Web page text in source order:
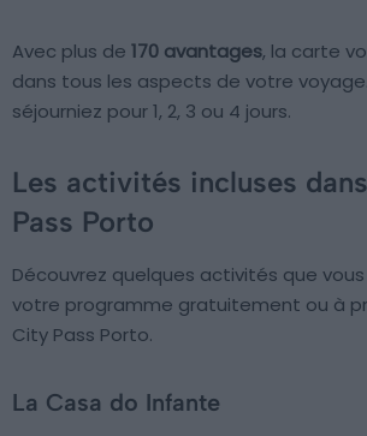
Avec plus de 170 avantages, la carte
dans tous les aspects de votre
séjourniez pour 1, 2, 3 ou 4 jours.
Les activités incluses
Pass Porto
Découvrez quelques activités que
votre programme gratuitement ou à
City Pass Porto.
La Casa do Infante